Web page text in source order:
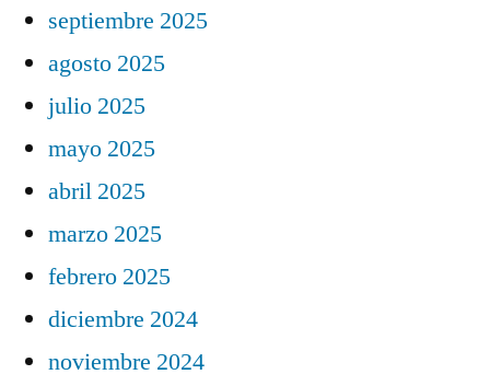
septiembre 2025
agosto 2025
julio 2025
mayo 2025
abril 2025
marzo 2025
febrero 2025
diciembre 2024
noviembre 2024